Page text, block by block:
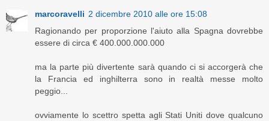
marcoravelli 2 dicembre 2010 alle ore 15:08
Ragionando per proporzione l'aiuto alla Spagna dovrebbe
essere di circa € 400.000.000.000
ma la parte più divertente sarà quando ci si accorgerà che
la Francia ed inghilterra sono in realtà messe molto
peggio...
ovviamente lo scettro spetta agli Stati Uniti dove qualcuno